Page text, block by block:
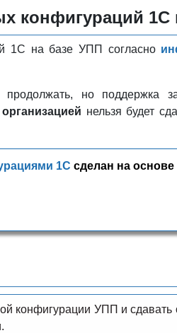
конфигураций 1С
1С на базе УПП согласно
но поддержка
нельзя будет
1С сделан на
конфигурации УПП и сдавать